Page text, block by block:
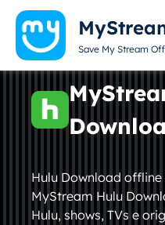
Save My Stream
Hulu Download
MyStream Hulu
Hulu, shows, TVs e